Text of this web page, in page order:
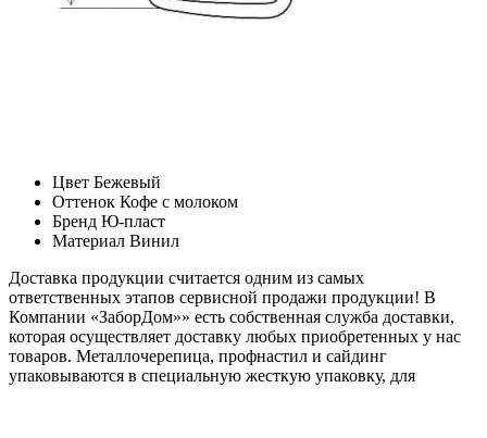
Цвет Бежевый
Оттенок Кофе с молоком
Бренд Ю-пласт
Материал Винил
Доставка продукции считается одним из самых
ответственных этапов сервисной продажи продукции! В
Компании «ЗаборДом»» есть собственная служба доставки,
которая осуществляет доставку любых приобретенных у нас
товаров. Металлочерепица, профнастил и сайдинг
упаковываются в специальную жесткую упаковку, для